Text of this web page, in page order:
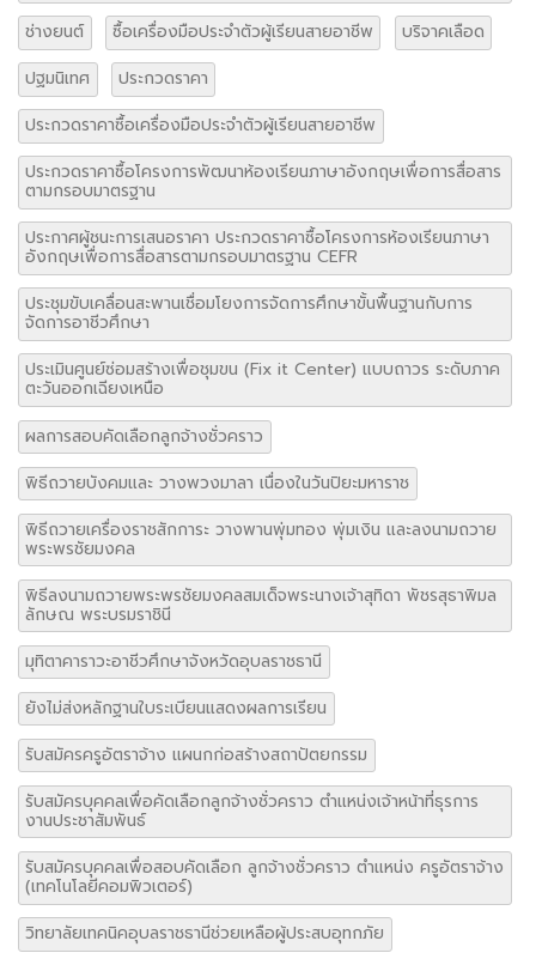
ช่างยนต์
ซื้อเครื่องมือประจำตัวผู้เรียนสายอาชีพ
บริจาคเลือด
ปฐมนิเทศ
ประกวดราคา
ประกวดราคาซื้อเครื่องมือประจำตัวผู้เรียนสายอาชีพ
ประกวดราคาซื้อโครงการพัฒนาห้องเรียนภาษาอังกฤษเพื่อการสื่อสาร
ตามกรอบมาตรฐาน
ประกาศผู้ชนะการเสนอราคา ประกวดราคาซื้อโครงการห้องเรียนภาษา
อังกฤษเพื่อการสื่อสารตามกรอบมาตรฐาน CEFR
ประชุมขับเคลื่อนสะพานเชื่อมโยงการจัดการศึกษาขั้นพื้นฐานกับการ
จัดการอาชีวศึกษา
ประเมินศูนย์ซ่อมสร้างเพื่อชุมขน (Fix it Center) แบบถาวร ระดับภาค
ตะวันออกเฉียงเหนือ
ผลการสอบคัดเลือกลูกจ้างชั่วคราว
พิธีถวายบังคมและ วางพวงมาลา เนื่องในวันปิยะมหาราช
พิธีถวายเครื่องราชสักการะ วางพานพุ่มทอง พุ่มเงิน และลงนามถวาย
พระพรชัยมงคล
พิธีลงนามถวายพระพรชัยมงคลสมเด็จพระนางเจ้าสุทิดา พัชรสุธาพิมล
ลักษณ พระบรมราชินี
มุทิตาคาราวะอาชีวศึกษาจังหวัดอุบลราชธานี
ยังไม่ส่งหลักฐานใบระเบียนแสดงผลการเรียน
รับสมัครครูอัตราจ้าง แผนกก่อสร้างสถาปัตยกรรม
รับสมัครบุคคลเพื่อคัดเลือกลูกจ้างชั่วคราว ตำแหน่งเจ้าหน้าที่ธุรการ
งานประชาสัมพันธ์
รับสมัครบุคคลเพื่อสอบคัดเลือก ลูกจ้างชั่วคราว ตำแหน่ง ครูอัตราจ้าง
(เทคโนโลยีคอมพิวเตอร์)
วิทยาลัยเทคนิคอุบลราชธานีช่วยเหลือผู้ประสบอุทกภัย